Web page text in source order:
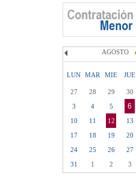
AGOSTO
LUN MAR MIE JUE
27 28 29 30
3
4 5 6
10
11 12 13
17
18 19 20
24
25 26 27
31
1 2 3